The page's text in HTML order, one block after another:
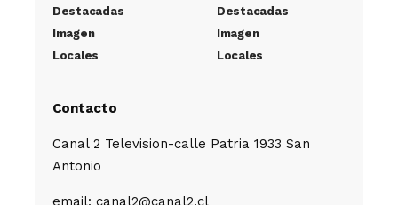
Destacadas
Imagen
Locales
Destacadas
Imagen
Locales
Contacto
Canal 2 Television-calle Patria 1933 San
Antonio
email: canal2@canal2.cl